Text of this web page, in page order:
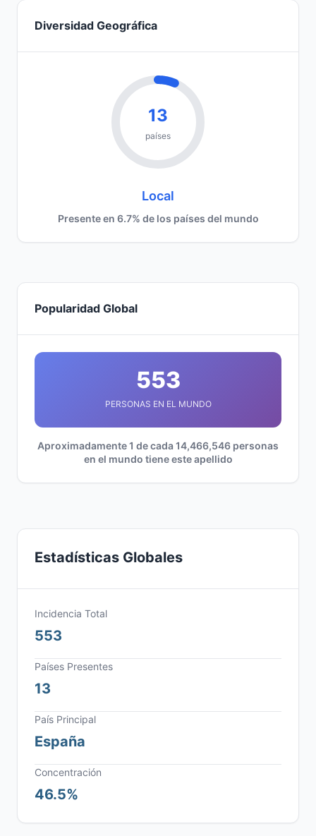
Diversidad Geográfica
13
países
Local
Presente en 6.7% de los países del mundo
Popularidad Global
553
PERSONAS EN EL MUNDO
Aproximadamente 1 de cada 14,466,546 personas
en el mundo tiene este apellido
Estadísticas Globales
Incidencia Total
553
Países Presentes
13
País Principal
España
Concentración
46.5%